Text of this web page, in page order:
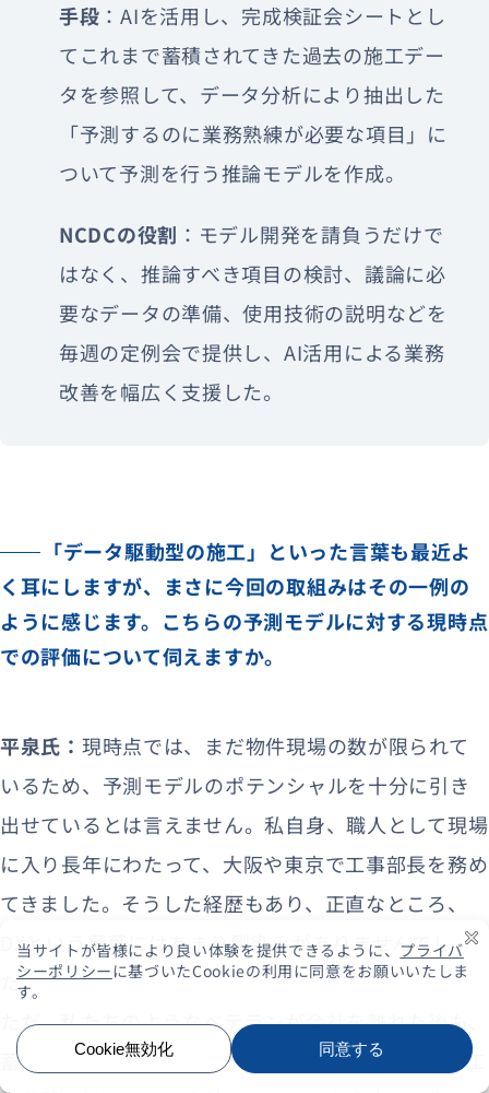
手段 ：AIを活用し、完成検証会シートとし
てこれまで蓄積されてきた過去の施工デー
タを参照して、データ分析により抽出した
「予測するのに業務熟練が必要な項目」に
ついて予測を行う推論モデルを作成。
NCDCの役割 ：モデル開発を請負うだけで
はなく、推論すべき項目の検討、議論に必
要なデータの準備、使用技術の説明などを
毎週の定例会で提供し、AI活用による業務
改善を幅広く支援した。
「データ駆動型の施工」といった言葉も最近よ
く耳にしますが、まさに今回の取組みはその一例の
ように感じます。こちらの予測モデルに対する現時点
での評価について伺えますか。
平泉氏： 現時点では、まだ物件現場の数が限られて
いるため、予測モデルのポテンシャルを十分に引き
出せているとは言えません。私自身、職人として現場
に入り長年にわたって、大阪や東京で工事部長を務め
てきました。そうした経歴もあり、正直なところ、
DXという言葉にはあまり馴染みがありませんでし
た。
ただ、私たちのようなベテランが会社を離れた後も、
蓄積されたデータとシステムによって、「安定した工